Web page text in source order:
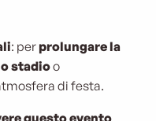
: per prolungare la
stadioo
di festa.
questo evento